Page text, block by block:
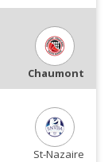
Chaumont
St-Nazaire